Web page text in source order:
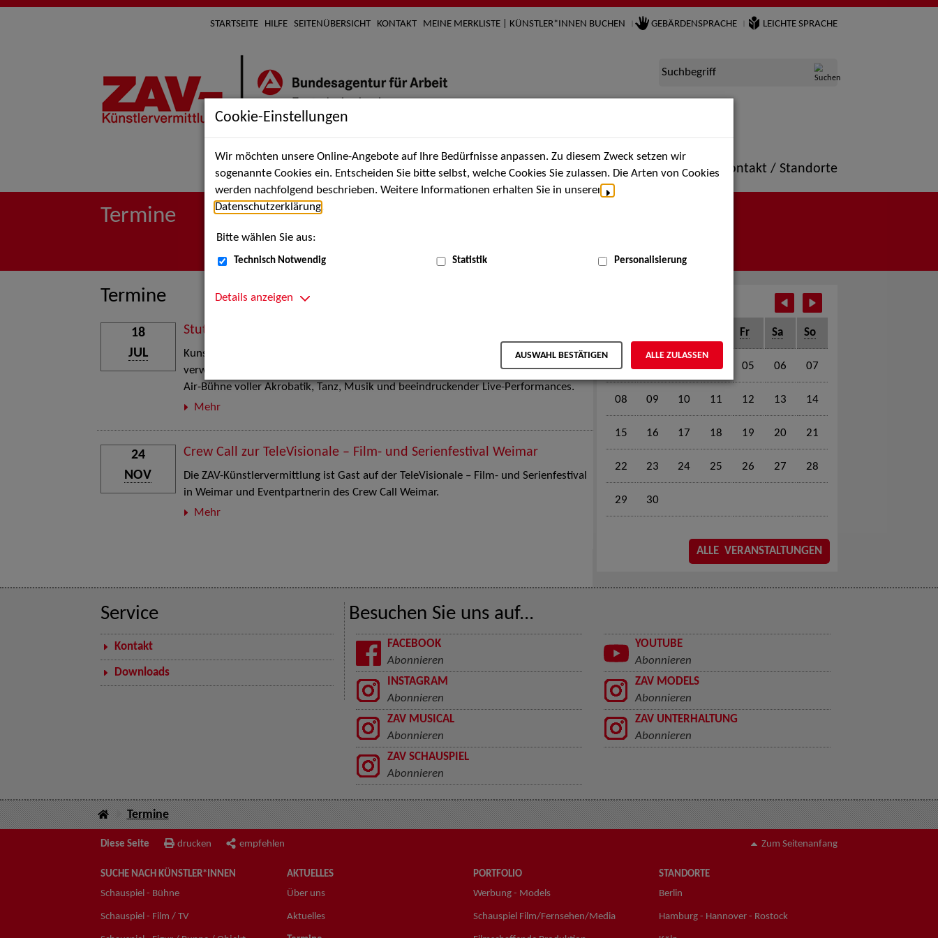
STARTSEITE HILFE SEITENÜBERSICHT KONTAKT MEINE MERKLISTE | KÜNSTLER*INNEN BUCHEN GEBÄRDENSPRACHE LEICHTE SPRACHE
Suchbegriff
Suche nach Künstler*innen Über uns Aktuelles Termine Portfolio Kontakt / Standorte
Termine
Termine
Stuttgart Street Art
Kunst, Live-Acts und Aktionen für Kinder und Familien. Die Stuttgart Street Art
verwandelt den Schlossplatz am 18. Juli 2026 von12 bis 18 Uhr in eine große Open-
Air-Bühne voller Akrobatik, Tanz, Musik und beeindruckender Live-Performances.
Mehr
18
JUL
Crew Call zur TeleVisionale – Film- und Serienfestival Weimar
Die ZAV-Künstlervermittlung ist Gast auf der TeleVisionale – Film- und Serienfestival
in Weimar und Eventpartnerin des Crew Call Weimar.
Mehr
24
NOV
Fr Sa So
01 04 05 06 07
08 09 10 11 12 13 14
15 16 17 18 19 20 21
22 23 24 25 26 27 28
29 30
ALLE VERANSTALTUNGEN
Service
Kontakt
Downloads
Besuchen Sie uns auf...
FACEBOOK
Abonnieren
YOUTUBE
Abonnieren
INSTAGRAM
Abonnieren
ZAV MODELS
Abonnieren
ZAV MUSICAL
Abonnieren
ZAV UNTERHALTUNG
Abonnieren
ZAV SCHAUSPIEL
Abonnieren
Termine
Diese Seite drucken empfehlen Zum Seitenanfang
SUCHE NACH KÜNSTLER*INNEN
Schauspiel - Bühne
Schauspiel - Film / TV
AKTUELLES
Über uns
Aktuelles
PORTFOLIO
Werbung - Models
Schauspiel Film/Fernsehen/Media
STANDORTE
Berlin
Hamburg - Hannover - Rostock
Cookie-Einstellungen
Wir möchten unsere Online-Angebote auf Ihre Bedürfnisse anpassen. Zu diesem Zweck setzen wir
sogenannte Cookies ein. Entscheiden Sie bitte selbst, welche Cookies Sie zulassen. Die Arten von Cookies
werden nachfolgend beschrieben. Weitere Informationen erhalten Sie in unserer
Datenschutzerklärung
Bitte wählen Sie aus:
Technisch Notwendig Statistik Personalisierung
Details anzeigen
AUSWAHL BESTÄTIGEN ALLE ZULASSEN